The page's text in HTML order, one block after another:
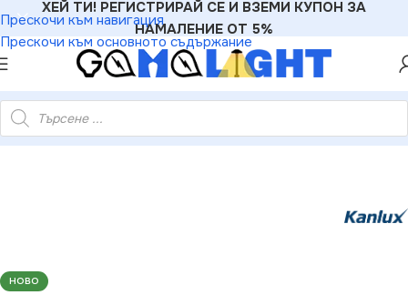
Прескочи към навигация
Прескочи към основното съдържание
ХЕЙ ТИ! РЕГИСТРИРАЙ СЕ И ВЗЕМИ КУПОН ЗА
НАМАЛЕНИЕ ОТ 5%
»Ключове»Kanlux 33498 Електрически ключ TEKNO
НОВО